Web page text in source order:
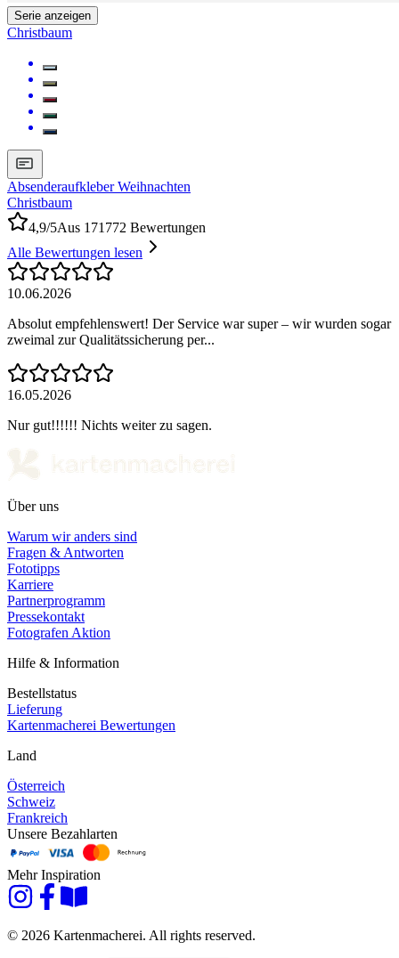
Serie anzeigen
Christbaum
Absenderaufkleber Weihnachten
Christbaum
4,9/5Aus 171772 Bewertungen
Alle Bewertungen lesen
10.06.2026
Absolut empfehlenswert! Der Service war super – wir wurden sogar
zweimal zur Qualitätssicherung per...
16.05.2026
Nur gut!!!!!! Nichts weiter zu sagen.
Über uns
Warum wir anders sind
Fragen & Antworten
Fototipps
Karriere
Partnerprogramm
Pressekontakt
Fotografen Aktion
Hilfe & Information
Bestellstatus
Lieferung
Kartenmacherei Bewertungen
Land
Österreich
Schweiz
Frankreich
Unsere Bezahlarten
Mehr Inspiration
© 2026 Kartenmacherei. All rights reserved.